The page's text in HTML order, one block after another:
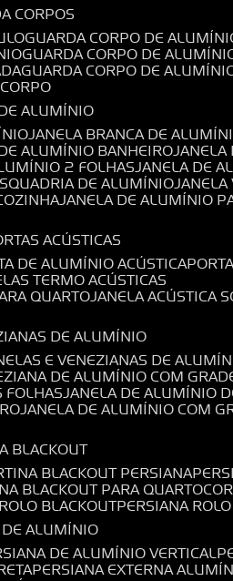
CORPOS
GUARDA CORPO DE
GUARDA CORPO DE
GUARDA CORPO DE
ALUMÍNIO
JANELA BRANCA DE
ALUMÍNIO BANHEIRO
2 FOLHAS JANELA DE
DE ALUMÍNIO
JANELA DE ALUMÍNIO
ACÚSTICAS
DE ALUMÍNIO ACÚSTICA
TERMO ACÚSTICAS
QUARTO JANELA ACÚSTICA
DE ALUMÍNIO
E VENEZIANAS DE
DE ALUMÍNIO COM
FOLHAS JANELA DE ALUMÍNIO
JANELA DE ALUMÍNIO COM
BLACKOUT
BLACKOUT PERSIANA
BLACKOUT PARA QUARTO
BLACKOUT PERSIANA
DE ALUMÍNIO
DE ALUMÍNIO VERTICAL
PERSIANA EXTERNA